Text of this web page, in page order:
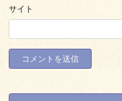
サイト